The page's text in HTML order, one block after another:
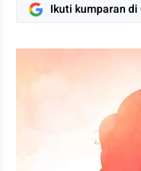
Ikuti kumparan di